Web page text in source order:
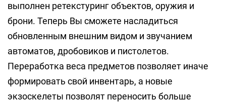
выполнен ретекстуринг объектов, оружия и
брони. Теперь Вы сможете насладиться
обновленным внешним видом и звучанием
автоматов, дробовиков и пистолетов.
Переработка веса предметов позволяет иначе
формировать свой инвентарь, а новые
экзоскелеты позволят переносить больше